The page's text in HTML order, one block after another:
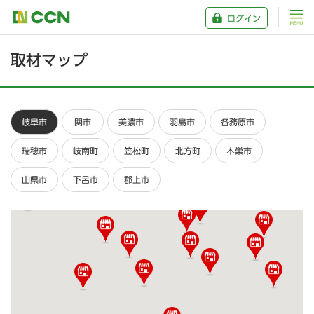
ログイン
取材マップ
岐阜市 関市 美濃市 羽島市 各務原市
瑞穂市 岐南町 笠松町 北方町 本巣市
山県市 下呂市 郡上市